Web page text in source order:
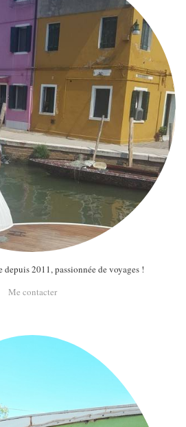
depuis 2011, passionnée de voyages !
Me contacter